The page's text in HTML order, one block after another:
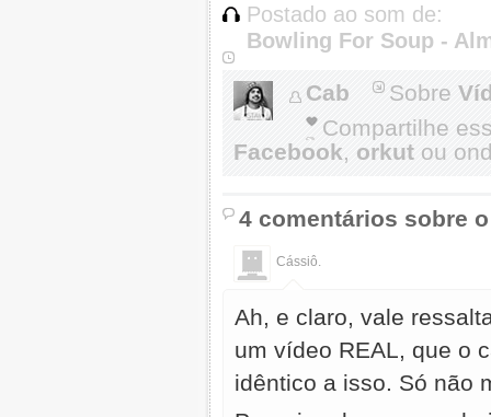
Postado ao som de:
Bowling For Soup -
Cab Sobre
Compartilhe
Facebook, orkut ou
4 comentários sobre
Cássiô.
Ah, e claro, vale
um vídeo REAL, que o
idêntico a isso. Só não